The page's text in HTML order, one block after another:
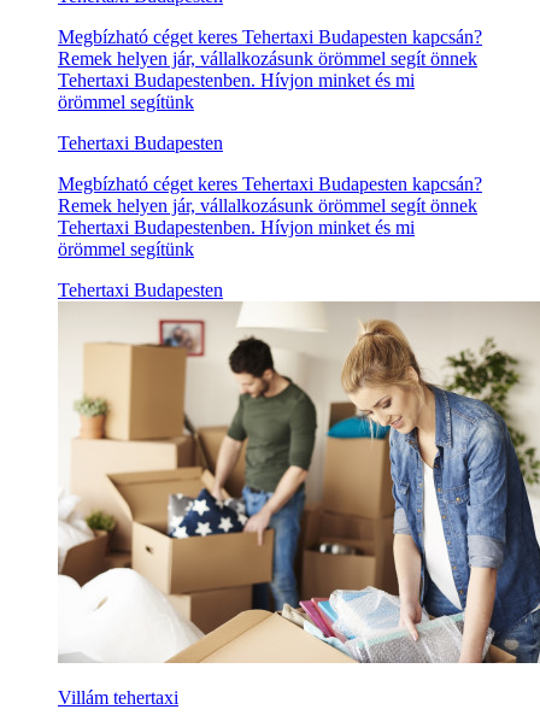
Megbízható céget keres Tehertaxi Budapesten kapcsán?
Remek helyen jár, vállalkozásunk örömmel segít önnek
Tehertaxi Budapestenben. Hívjon minket és mi
örömmel segítünk
Tehertaxi Budapesten
Megbízható céget keres Tehertaxi Budapesten kapcsán?
Remek helyen jár, vállalkozásunk örömmel segít önnek
Tehertaxi Budapestenben. Hívjon minket és mi
örömmel segítünk
Tehertaxi Budapesten
Villám tehertaxi